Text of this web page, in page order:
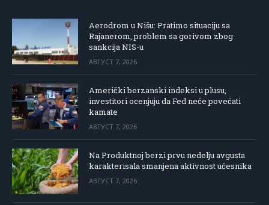
Aerodrom u Nišu: Pratimo situaciju sa
Rajanerom, problem sa gorivom zbog
sankcija NIS-u
АВГУСТ 7, 2026
Američki berzanski indeksi u plusu,
investitori ocenjuju da Fed neće povećati
kamate
АВГУСТ 7, 2026
Na Produktnoj berzi prvu nedelju avgusta
karakterisala smanjena aktivnost učesnika
АВГУСТ 7, 2026